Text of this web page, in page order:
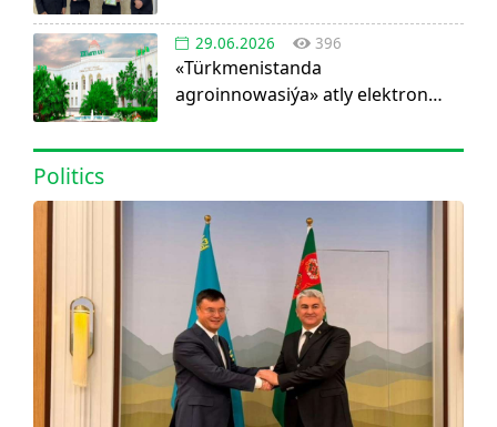
29.06.2026 396
«Türkmenistanda
agroinnowasiýa» atly elektron
Politics